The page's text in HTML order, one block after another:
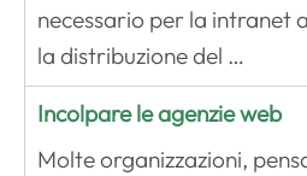
necessario per la intranet
la distribuzione del …
Incolpare le agenzie web
Molte organizzazioni,